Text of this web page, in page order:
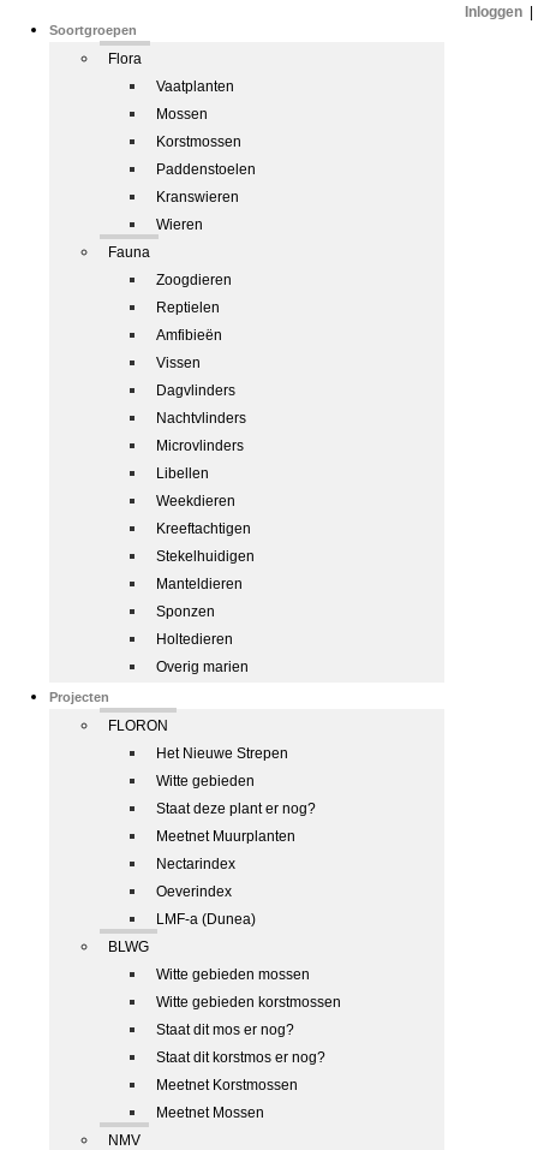
Soortgroepen
Flora
Vaatplanten
Mossen
Korstmossen
Paddenstoelen
Kranswieren
Wieren
Fauna
Zoogdieren
Reptielen
Amfibieën
Vissen
Dagvlinders
Nachtvlinders
Microvlinders
Libellen
Weekdieren
Kreeftachtigen
Stekelhuidigen
Manteldieren
Sponzen
Holtedieren
Overig marien
Projecten
FLORON
Het Nieuwe Strepen
Witte gebieden
Staat deze plant er nog?
Meetnet Muurplanten
Nectarindex
Oeverindex
LMF-a (Dunea)
BLWG
Witte gebieden mossen
Witte gebieden korstmossen
Staat dit mos er nog?
Staat dit korstmos er nog?
Meetnet Korstmossen
Meetnet Mossen
NMV
Inloggen